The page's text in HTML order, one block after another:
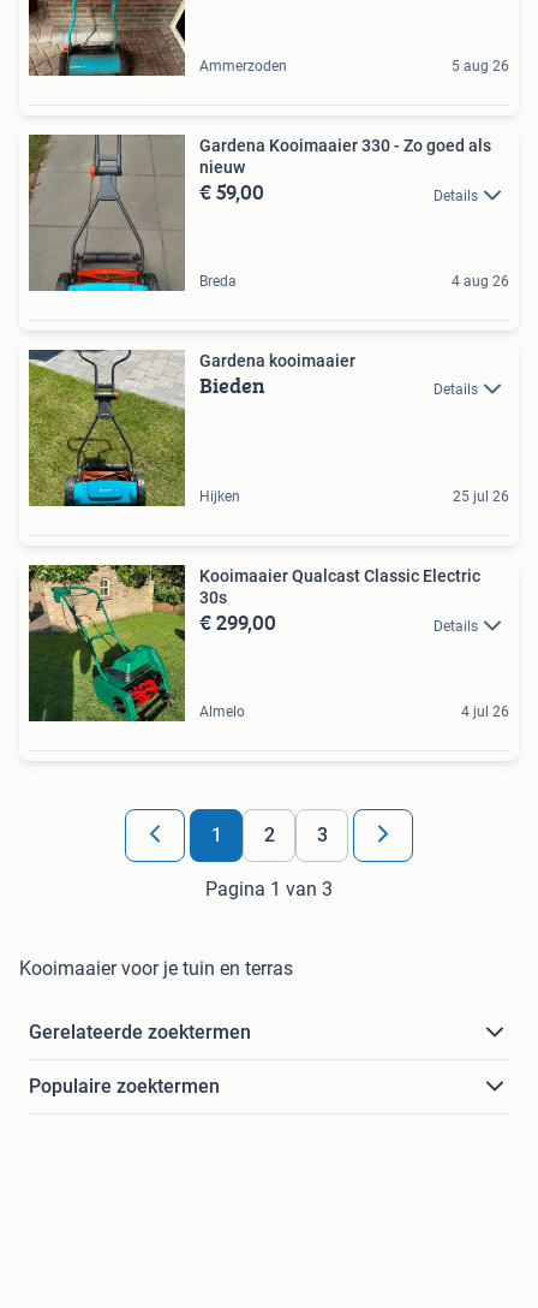
Ammerzoden 5 aug 26
Gardena Kooimaaier 330 - Zo goed als
nieuw
€ 59,00 Details
Breda 4 aug 26
Gardena kooimaaier
Bieden Details
Hijken 25 jul 26
Kooimaaier Qualcast Classic Electric
30s
€ 299,00 Details
Almelo 4 jul 26
1 2 3
Pagina 1 van 3
Kooimaaier voor je tuin en terras
Gerelateerde zoektermen
Populaire zoektermen